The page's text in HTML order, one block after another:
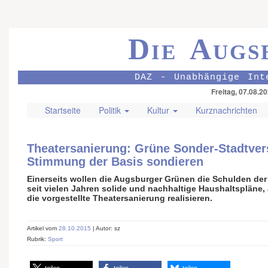
Die
DAZ - Unabhängige
Freitag,
Startseite Politik Kultur Kurznachrichten
Theatersanierung: Grüne Sonder-
Stimmung der Basis sondieren
Einerseits wollen die Augsburger Grünen die Schulden
seit vielen Jahren solide und nachhaltige Haushaltspläne,
die vorgestellte Theatersanierung realisieren.
Artikel vom 28.10.2015 | Autor: sz
Rubrik: Sport